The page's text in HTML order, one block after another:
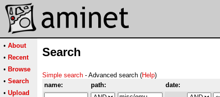
• About
• Recent
• Browse
• Search
• Upload
Search
Simple search - Advanced search (Help)
name:
path: date: